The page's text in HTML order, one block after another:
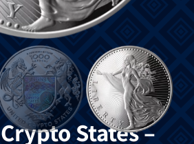
States –